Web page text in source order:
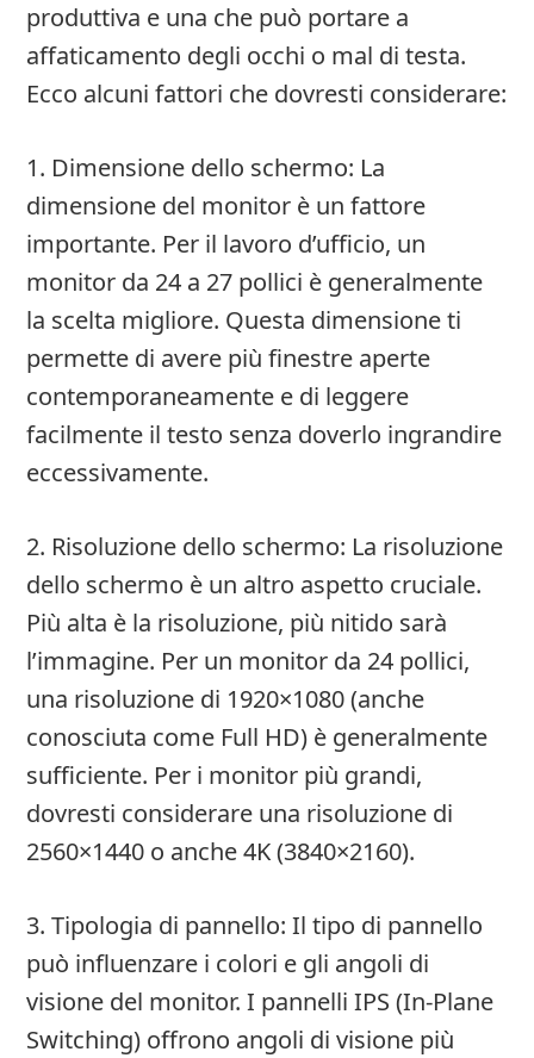
produttiva e una che può portare a
affaticamento degli occhi o mal di testa.
Ecco alcuni fattori che dovresti considerare:
1. Dimensione dello schermo: La
dimensione del monitor è un fattore
importante. Per il lavoro d’ufficio, un
monitor da 24 a 27 pollici è generalmente
la scelta migliore. Questa dimensione ti
permette di avere più finestre aperte
contemporaneamente e di leggere
facilmente il testo senza doverlo ingrandire
eccessivamente.
2. Risoluzione dello schermo: La risoluzione
dello schermo è un altro aspetto cruciale.
Più alta è la risoluzione, più nitido sarà
l’immagine. Per un monitor da 24 pollici,
una risoluzione di 1920×1080 (anche
conosciuta come Full HD) è generalmente
sufficiente. Per i monitor più grandi,
dovresti considerare una risoluzione di
2560×1440 o anche 4K (3840×2160).
3. Tipologia di pannello: Il tipo di pannello
può influenzare i colori e gli angoli di
visione del monitor. I pannelli IPS (In-Plane
Switching) offrono angoli di visione più